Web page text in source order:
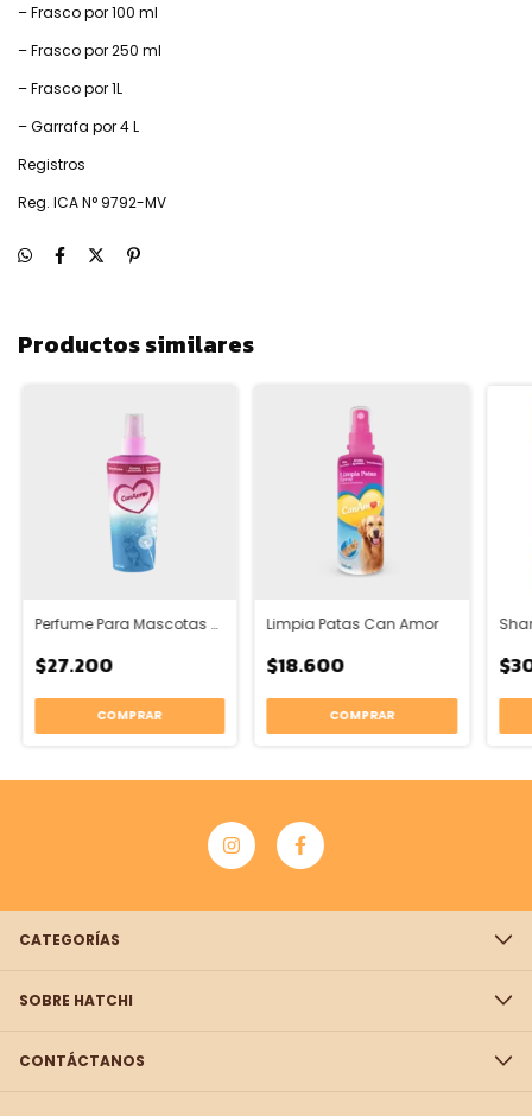
– Frasco por 100 ml
– Frasco por 250 ml
– Frasco por 1L
– Garrafa por 4 L
Registros
Reg. ICA N° 9792-MV
Productos similares
Perfume Para Mascotas Can Amor
$27.200
COMPRAR
Limpia Patas Can Amor
$18.600
CATEGORÍAS
SOBRE HATCHI
CONTÁCTANOS